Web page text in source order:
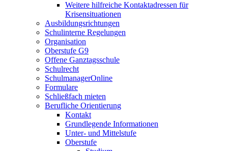
Weitere hilfreiche Kontaktadressen für
Krisensituationen
Ausbildungsrichtungen
Schulinterne Regelungen
Organisation
Oberstufe G9
Offene Ganztagsschule
Schulrecht
SchulmanagerOnline
Formulare
Schließfach mieten
Berufliche Orientierung
Kontakt
Grundlegende Informationen
Unter- und Mittelstufe
Oberstufe